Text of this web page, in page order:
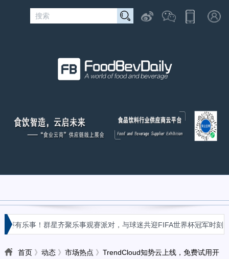
事！群星齐聚乐事观赛派对，与球迷共迎FIFA世界杯冠军时刻 « 广
首页》 动态》 市场热点 》 TrendCloud知势云上线，免费试用开